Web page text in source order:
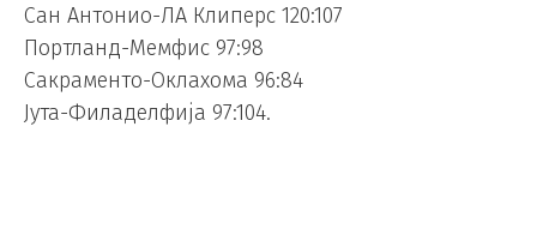
Сан Антонио-ЛА Клиперс 120:107
Портланд-Мемфис 97:98
Сакраменто-Оклахома 96:84
Јута-Филаделфија 97:104.